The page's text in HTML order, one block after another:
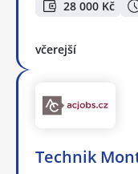
28 000 Kč
včerejší
Technik